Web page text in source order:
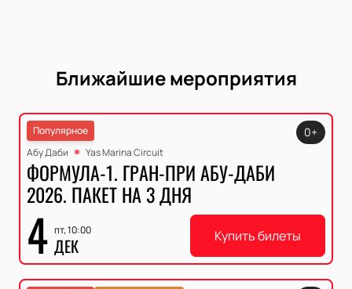
Ближайшие мероприятия
Популярное
Абу Даби
Yas Marina Circuit
ФОРМУЛА-1. ГРАН-ПРИ АБУ-ДАБИ
2026. ПАКЕТ НА 3 ДНЯ
4 пт, 10:00
ДЕК
0+
Купить билеты